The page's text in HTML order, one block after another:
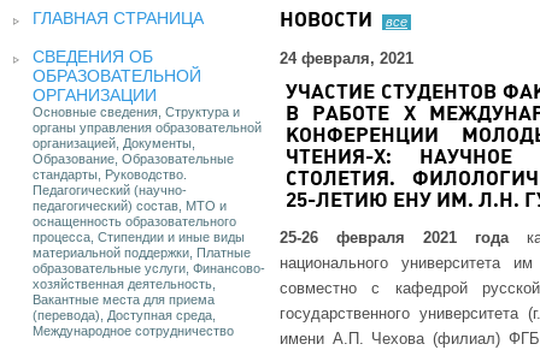
ГЛАВНАЯ СТРАНИЦА
СВЕДЕНИЯ ОБ
ОБРАЗОВАТЕЛЬНОЙ
ОРГАНИЗАЦИИ
Основные сведения, Структура и
органы управления образовательной
организацией, Документы,
Образование, Образовательные
стандарты, Руководство.
Педагогический (научно-
педагогический) состав, МТО и
оснащенность образовательного
процесса, Стипендии и иные виды
материальной поддержки, Платные
образовательные услуги, Финансово-
хозяйственная деятельность,
Вакантные места для приема
(перевода), Доступная среда,
Международное сотрудничество
НОВОСТИ все
24 февраля, 2021
УЧАСТИЕ СТУДЕНТОВ
В РАБОТЕ Х
КОНФЕРЕНЦИИ
ЧТЕНИЯ-Х: НАУЧНОЕ
СТОЛЕТИЯ.
25-ЛЕТИЮ ЕНУ ИМ. Л.Н.
25-26 февраля 2021 года
национального университета
совместно с кафедрой русской
государственного университета
имени А.П. Чехова (филиал)